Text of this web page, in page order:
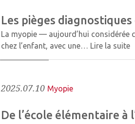
Les pièges
La myopie — aujourd’hui
chez l’enfant, avec une… Lire la suite
2025.07.10 Myopie
De l’école élémentaire